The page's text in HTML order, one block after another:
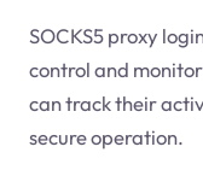
SOCKS5 proxy
control and
can track their
secure operation.